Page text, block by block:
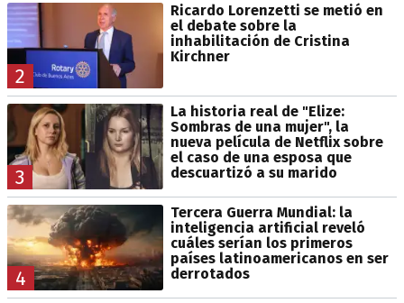
2
Ricardo Lorenzetti se metió en
el debate sobre la
inhabilitación de Cristina
Kirchner
3
La historia real de "Elize:
Sombras de una mujer", la
nueva película de Netflix sobre
el caso de una esposa que
descuartizó a su marido
4
Tercera Guerra Mundial: la
inteligencia artificial reveló
cuáles serían los primeros
países latinoamericanos en ser
derrotados